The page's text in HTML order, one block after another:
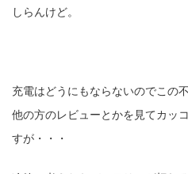
しらんけど。
充電はどうにもならないのでこの
他の方のレビューとかを見てカッ
すが・・・